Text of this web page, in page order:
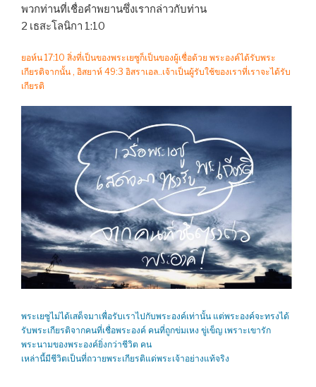
พวกท่านที่เชื่อคำพยานซึ่งเรากล่าวกับท่าน
2 เธสะโลนิกา 1:10
ยอห์น 17:10 สิ่งที่เป็นของพระเยซูก็เป็นของผู้เชื่อด้วย พระองค์ได้รับพระ
เกียรติจากนั้น , อิสยาห์ 49:3 อิสราเอล..เจ้าเป็นผู้รับใช้ของเราที่เราจะได้รับ
เกียรติ
พระเยซูไม่ได้เสด็จมาเพื่อรับเราไปกับพระองค์เท่านั้น แต่พระองค์จะทรงได้
รับพระเกียรติจากคนที่เชื่อพระองค์ คนที่ถูกข่มเหง ขู่เข็ญ เพราะเขารัก
พระนามของพระองค์ยิ่งกว่าชีวิต คน
เหล่านี้มีชีวิตเป็นที่ถวายพระเกียรติแด่พระเจ้าอย่างแท้จริง